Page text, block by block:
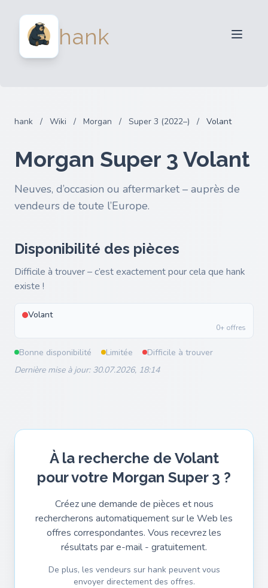
hank
Connexion
hank / Wiki / Morgan / Super 3 (2022–) / Volant
Morgan Super 3 Volant
Neuves, d’occasion ou aftermarket – auprès de
vendeurs de toute l’Europe.
Disponibilité des pièces
Difficile à trouver – c’est exactement pour cela que hank
existe !
Volant
0+ offres
Bonne disponibilité Limitée
Difficile à trouver
Dernière mise à jour: 30.07.2026, 18:14
À la recherche de Volant
pour votre Morgan Super 3 ?
Créez une demande de pièces et nous
rechercherons automatiquement sur le Web les
offres correspondantes. Vous recevrez les
résultats par e-mail - gratuitement.
De plus, les vendeurs sur hank peuvent vous
envoyer directement des offres.